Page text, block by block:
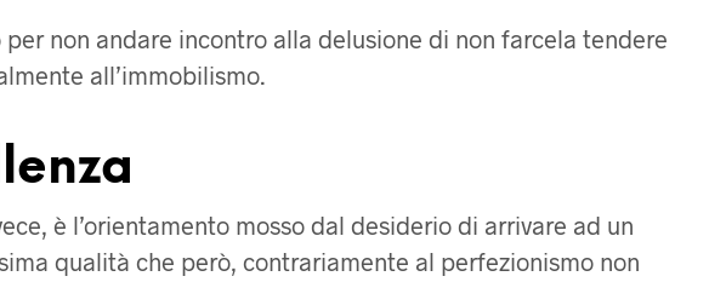
non andare incontro alla delusione di non farcela tendere
all’immobilismo.
è l’orientamento mosso dal desiderio di arrivare ad un
qualità che però, contrariamente al perfezionismo non